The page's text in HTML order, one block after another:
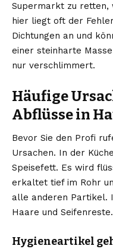
Supermarkt zu retten,
hier liegt oft der
Dichtungen an und
einer steinharte
nur verschlimmert.
Häufige
Abflüsse in
Bevor Sie den Profi
Ursachen. In der
Speisefett. Es wird
erkaltet tief im Rohr
alle anderen Partikel.
Haare und Seifenreste.
Hygieneartikel